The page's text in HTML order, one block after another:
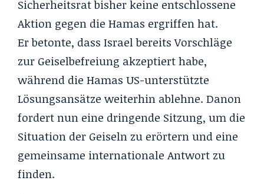
Sicherheitsrat bisher keine entschlossene
Aktion gegen die Hamas ergriffen hat.
Er betonte, dass Israel bereits Vorschläge
zur Geiselbefreiung akzeptiert habe,
während die Hamas US-unterstützte
Lösungsansätze weiterhin ablehne. Danon
fordert nun eine dringende Sitzung, um die
Situation der Geiseln zu erörtern und eine
gemeinsame internationale Antwort zu
finden.